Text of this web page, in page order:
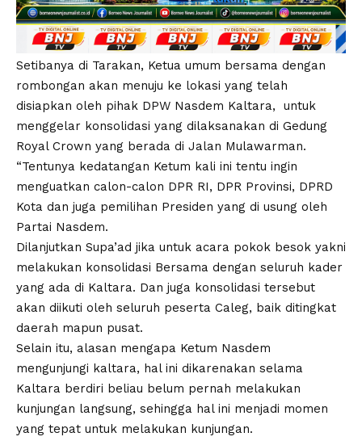
Setibanya di Tarakan, Ketua umum bersama dengan
rombongan akan menuju ke lokasi yang telah
disiapkan oleh pihak DPW Nasdem Kaltara, untuk
menggelar konsolidasi yang dilaksanakan di Gedung
Royal Crown yang berada di Jalan Mulawarman.
“Tentunya kedatangan Ketum kali ini tentu ingin
menguatkan calon-calon DPR RI, DPR Provinsi, DPRD
Kota dan juga pemilihan Presiden yang di usung oleh
Partai Nasdem.
Dilanjutkan Supa’ad jika untuk acara pokok besok yakni
melakukan konsolidasi Bersama dengan seluruh kader
yang ada di Kaltara. Dan juga konsolidasi tersebut
akan diikuti oleh seluruh peserta Caleg, baik ditingkat
daerah mapun pusat.
Selain itu, alasan mengapa Ketum Nasdem
mengunjungi kaltara, hal ini dikarenakan selama
Kaltara berdiri beliau belum pernah melakukan
kunjungan langsung, sehingga hal ini menjadi momen
yang tepat untuk melakukan kunjungan.